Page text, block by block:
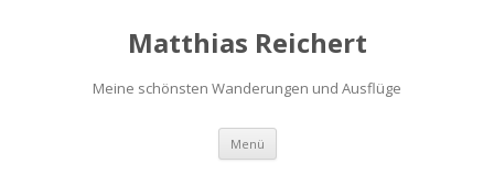
Matthias Reichert
Meine schönsten Wanderungen und Ausflüge
Menü Zum
springen